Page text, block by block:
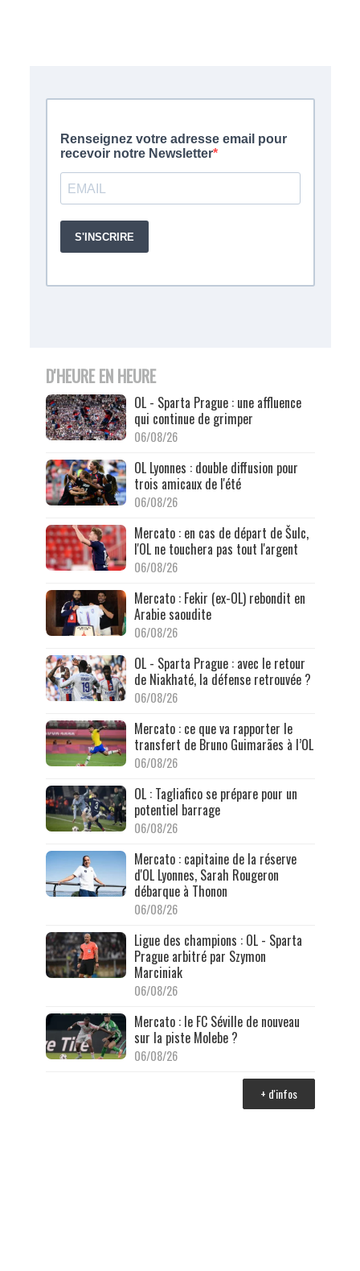
D'HEURE EN HEURE
OL - Sparta Prague : une affluence
qui continue de grimper
06/08/26
OL Lyonnes : double diffusion pour
trois amicaux de l'été
06/08/26
Mercato : en cas de départ de Šulc,
l'OL ne touchera pas tout l'argent
06/08/26
Mercato : Fekir (ex-OL) rebondit en
Arabie saoudite
06/08/26
OL - Sparta Prague : avec le retour
de Niakhaté, la défense retrouvée ?
06/08/26
Mercato : ce que va rapporter le
transfert de Bruno Guimarães à l’OL
06/08/26
OL : Tagliafico se prépare pour un
potentiel barrage
06/08/26
Mercato : capitaine de la réserve
d'OL Lyonnes, Sarah Rougeron
débarque à Thonon
06/08/26
Ligue des champions : OL - Sparta
Prague arbitré par Szymon
Marciniak
06/08/26
Mercato : le FC Séville de nouveau
sur la piste Molebe ?
06/08/26
+ d'infos